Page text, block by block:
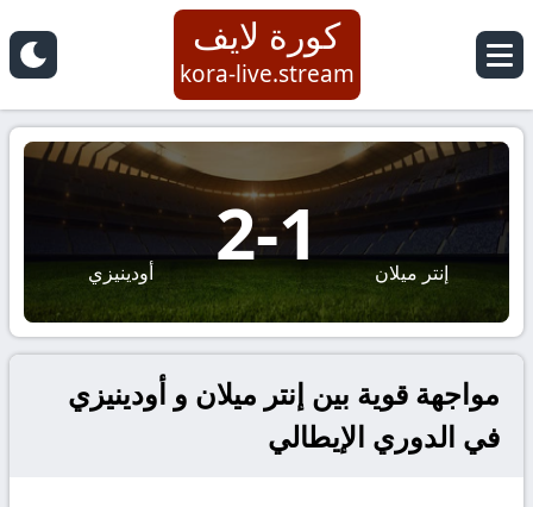
كورة لايف
kora-live.stream
إنتر ميلان 1
-
2 أودينيزي
مواجهة قوية بين إنتر ميلان و أودينيزي
في الدوري الإيطالي